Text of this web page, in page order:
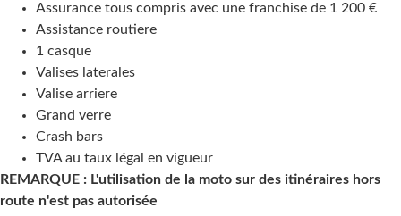
Assurance tous compris avec une franchise de 1 200 €
Assistance routiere
1 casque
Valises laterales
Valise arriere
Grand verre
Crash bars
TVA au taux légal en vigueur
REMARQUE : L'utilisation de la moto sur des itinéraires hors
route n'est pas autorisée